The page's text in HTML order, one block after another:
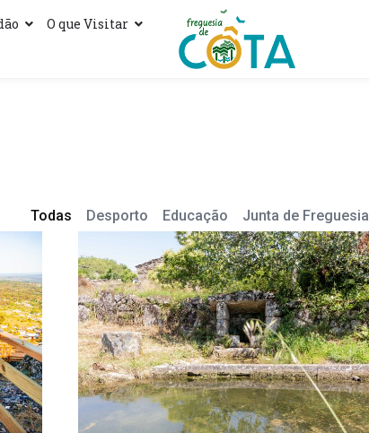
O que Visitar
Desporto Educação Junta de Freguesia
Todas